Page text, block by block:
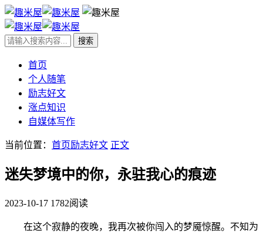
首页
个人随笔
励志好文
涨点知识
自媒体写作
当前位置： 首页励志好文 正文
迷失梦境中的你，永驻我心的痕迹
2023-10-17 1782阅读
在这个寂静的夜晚，我再次被你闯入的梦魇惊醒。不知为